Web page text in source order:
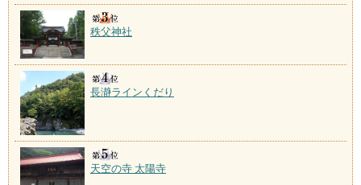
秩父神社
長瀞ラインくだり
天空の寺 太陽寺